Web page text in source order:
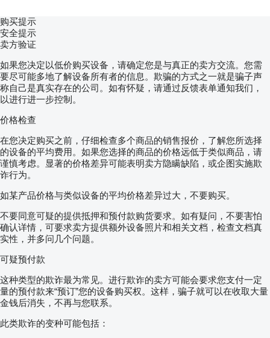
购买提示
安全提示
卖方验证
如果您决定以低价购买设备，请确定您是与真正的卖方交流。您需
要尽可能多地了解设备所有者的信息。欺骗的方式之一就是骗子声
称自己是真实存在的公司。如有怀疑，请通过反馈表单通知我们，
以进行进一步控制。
价格检查
在您决定购买之前，仔细检查多个商品的销售报价，了解您所选择
的设备的平均费用。如果您选择的商品的价格远低于类似商品，请
谨慎考虑。显著的价格差异可能表明卖方隐瞒缺陷，或企图实施欺
诈行为。
如某产品价格与类似设备的平均价格差异过大，不要购买。
不要同意可疑的提供抵押和预付款购货要求。如有疑问，不要害怕
确认详情，可要求卖方提供额外设备照片和相关文档，检查文档真
实性，并多问几个问题。
可疑预付款
这种类型的欺诈最为常见。进行欺诈的卖方可能会要求您支付一定
量的预付款来“预订”您的设备购买权。这样，骗子就可以在收取大量
金钱后消失，不再与您联系。
此类欺诈的变种可能包括：